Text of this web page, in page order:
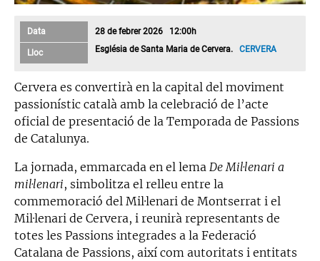
Data 28 de febrer 2026 12:00h
Lloc Església de Santa Maria de Cervera.CERVERA
Cervera es convertirà en la capital del moviment
passionístic català amb la celebració de l’acte
oficial de presentació de la Temporada de Passions
de Catalunya.
La jornada, emmarcada en el lema De Mil·lenari a
mil·lenari, simbolitza el relleu entre la
commemoració del Mil·lenari de Montserrat i el
Mil·lenari de Cervera, i reunirà representants de
totes les Passions integrades a la Federació
Catalana de Passions, així com autoritats i entitats